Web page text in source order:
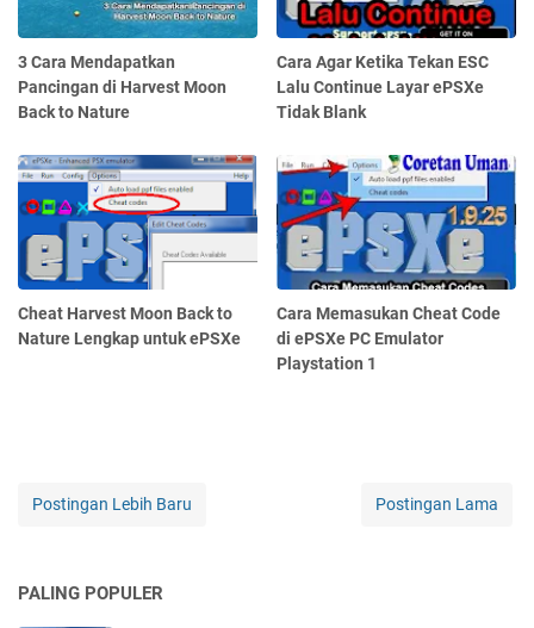
3 Cara Mendapatkan
Pancingan di Harvest Moon
Back to Nature
Cara Agar Ketika Tekan ESC
Lalu Continue Layar ePSXe
Tidak Blank
Cheat Harvest Moon Back to
Nature Lengkap untuk ePSXe
Cara Memasukan Cheat Code
di ePSXe PC Emulator
Playstation 1
Postingan Lebih Baru Postingan Lama
PALING POPULER